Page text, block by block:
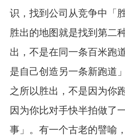
识，找到公司从竞争中「
胜出的地图就是找到第二
出，不是在同一条百米跑
是自己创造另一条新跑道
之所以胜出，不是因为你
因为你比对手快半拍做了
事」。有一个古老的譬喻